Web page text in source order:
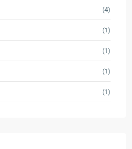
(4)
(1)
(1)
(1)
(1)